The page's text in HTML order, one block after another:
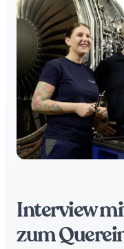
Interview
zum